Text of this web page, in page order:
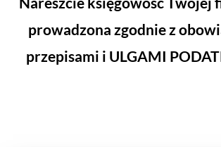
prowadzona zgodnie z
przepisami i ULGAMI